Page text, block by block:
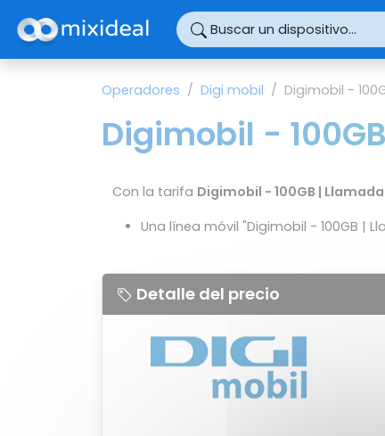
Buscar un dispositivo...
Operadores Digi mobil Digimobil -
Digimobil -
Con la tarifa Digimobil - 100GB |
Una línea móvil "Digimobil - 100GB |
Detalle del precio